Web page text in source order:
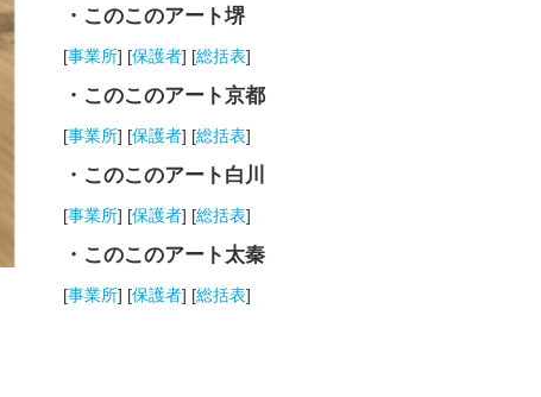
・このこのアート堺
[事業所] [保護者] [総括表]
・このこのアート京都
[事業所] [保護者] [総括表]
・このこのアート白川
[事業所] [保護者] [総括表]
・このこのアート太秦
[事業所] [保護者] [総括表]